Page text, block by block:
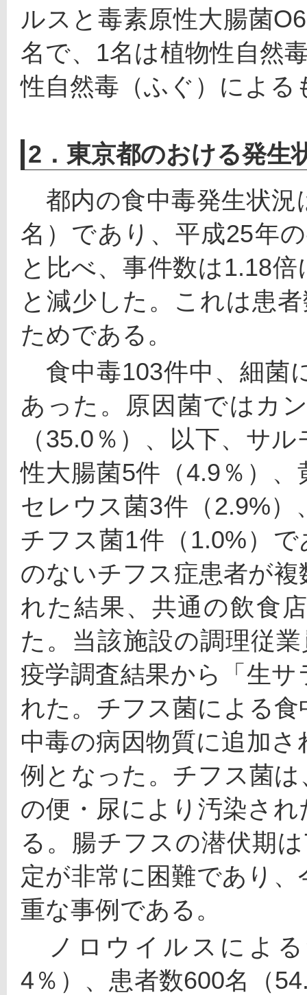
ルスと毒素原性大腸菌
名で、1名は植物性自然
性自然毒（ふぐ）による
2．東京都のおける発生
都内の食中毒発生状況
名）であり、平成25年
と比べ、事件数は1.18
と減少した。これは患
ためである。
食中毒103件中、細菌
あった。原因菌ではカ
（35.0％）、以下、サ
性大腸菌5件（4.9％）
セレウス菌3件（2.9%
チフス菌1件（1.0%）
のないチフス症患者が
れた結果、共通の飲食
た。当該施設の調理従
疫学調査結果から「生
れた。チフス菌による
中毒の病因物質に追加
例となった。チフス菌
の便・尿により汚染さ
る。腸チフスの潜伏期
定が非常に困難であり
重な事例である。
ノロウイルスによる
4％）、患者数600名（